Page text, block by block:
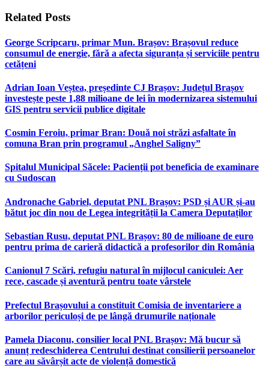
Related Posts
George Scripcaru, primar Mun. Brașov: Brașovul reduce
consumul de energie, fără a afecta siguranța și serviciile pentru
cetățeni
Adrian Ioan Veștea, președinte CJ Brașov: Județul Brașov
investește peste 1,88 milioane de lei în modernizarea sistemului
GIS pentru servicii publice digitale
Cosmin Feroiu, primar Bran: Două noi străzi asfaltate în
comuna Bran prin programul „Anghel Saligny”
Spitalul Municipal Săcele: Pacienții pot beneficia de examinare
cu Sudoscan
Andronache Gabriel, deputat PNL Brașov: PSD și AUR și-au
bătut joc din nou de Legea integrității la Camera Deputaților
Sebastian Rusu, deputat PNL Brașov: 80 de milioane de euro
pentru prima de carieră didactică a profesorilor din România
Canionul 7 Scări, refugiu natural în mijlocul caniculei: Aer
rece, cascade și aventură pentru toate vârstele
Prefectul Brașovului a constituit Comisia de inventariere a
arborilor periculoși de pe lângă drumurile naționale
Pamela Diaconu, consilier local PNL Brașov: Mă bucur să
anunț redeschiderea Centrului destinat consilierii persoanelor
care au săvârșit acte de violență domestică